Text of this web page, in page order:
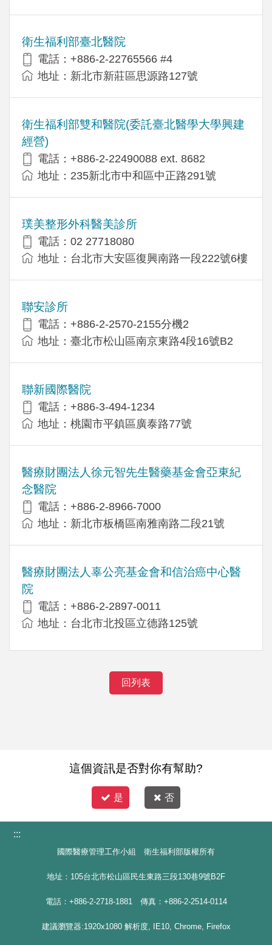
衛生福利部臺北醫院
電話：+886-2-22765566 #4
地址：新北市新莊區思源路127號
衛生福利部雙和醫院(委託臺北醫學大學興建
經營)
電話：+​886-2-22490088 ext. 8682
地址：​235新北市中和區中正路291號
璞美整形外科醫美診所
電話：02 27718080
地址：台北市大安區復興南路一段222號6樓
聯安診所
電話：+886-2-2570-2155分機2
地址：臺北市松山區南京東路4段16號B2
聯新國際醫院
電話：+886-3-494-1234
地址：桃園市平鎮區廣泰路77號
醫療財團法人徐元智先生醫藥基金會亞東紀
念醫院
電話：+886-2-8966-7000
地址：新北市板橋區南雅南路二段21號
醫療財團法人辜公亮基金會和信治癌中心醫
院
電話：+886-2-2897-0011
地址：台北市北投區立德路125號
回列表
這個資訊是否對你有幫助?
是 否
:::
國際醫療管理工作小組 衛生福利部版權所有
地址：105台北市松山區民生東路三段130巷9號B2F
電話：+886-2-2718-1881 傳真：+886-2-2514-0114
建議瀏覽器:1920x1080 解析度, IE10, Chrome, Firefox